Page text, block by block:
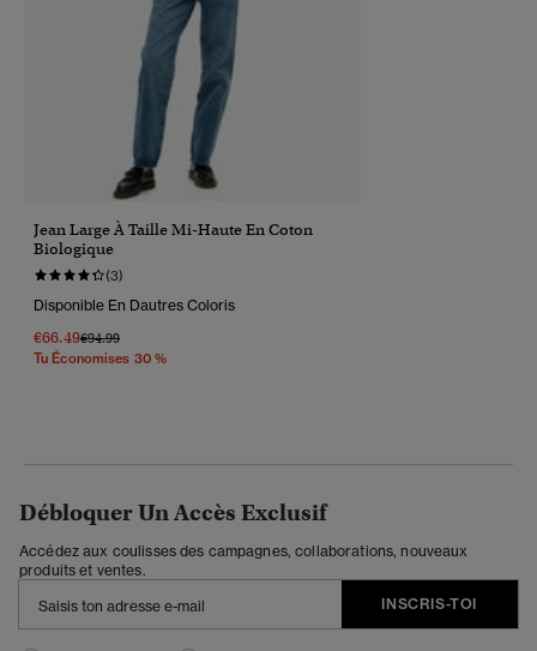
Jean Large À Taille Mi-Haute En Coton
Biologique
(3)
Disponible En Dautres Coloris
€66.49Prix Réduit De
€94.99À
Tu Économises 30 %
Débloquer Un Accès Exclusif
Accédez aux coulisses des campagnes, collaborations, nouveaux
produits et ventes.
INSCRIS-TOI